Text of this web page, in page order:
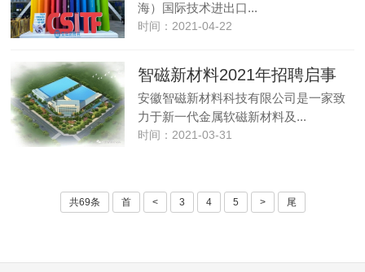
海）国际技术进出口...
时间：2021-04-22
智磁新材料2021年招聘启事
安徽智磁新材料科技有限公司是一家致
力于新一代金属软磁新材料及...
时间：2021-03-31
共69条 首 < 3 4 5 > 尾